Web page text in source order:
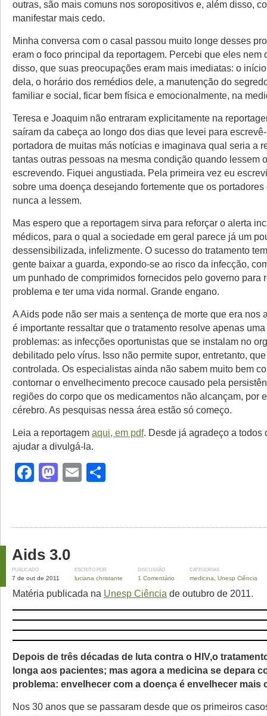
outras, são mais comuns nos soropositivos e, além disso,
manifestar mais cedo.
Minha conversa com o casal passou muito longe desses
eram o foco principal da reportagem. Percebi que eles nem
disso, que suas preocupações eram mais imediatas: o
dela, o horário dos remédios dele, a manutenção do
familiar e social, ficar bem física e emocionalmente, na
Teresa e Joaquim não entraram explicitamente na
saíram da cabeça ao longo dos dias que levei para
portadora de muitas más notícias e imaginava qual seria a
tantas outras pessoas na mesma condição quando lessem
escrevendo. Fiquei angustiada. Pela primeira vez eu
sobre uma doença desejando fortemente que os
nunca a lessem.
Mas espero que a reportagem sirva para reforçar o alerta
médicos, para o qual a sociedade em geral parece já um
dessensibilizada, infelizmente. O sucesso do tratamento
gente baixar a guarda, expondo-se ao risco da infecção,
um punhado de comprimidos fornecidos pelo governo para
problema e ter uma vida normal. Grande engano.
A Aids pode não ser mais a sentença de morte que era nos
é importante ressaltar que o tratamento resolve apenas
problemas: as infecções oportunistas que se instalam no
debilitado pelo vírus. Isso não permite supor, entretanto,
controlada. Os especialistas ainda não sabem muito bem
contornar o envelhecimento precoce causado pela
regiões do corpo que os medicamentos não alcançam, por
cérebro. As pesquisas nessa área estão só começo.
Leia a reportagem aqui, em pdf. Desde já agradeço a todos
ajudar a divulgá-la.
Facebook
Mastodon
Email
Aids 3.0
PUBLICADO
7 de out de 2011
ESCRITO POR
luciana christante
DISCUSSÃO
1 Comentário
CATEGORIAS
medicina Unesp Ciência
Matéria publicada na Unesp Ciência de outubro de 2011.
Depois de três décadas de luta contra o HIV,o
longa aos pacientes; mas agora a medicina se depara
problema: envelhecer com a doença é envelhecer mais
Nos 30 anos que se passaram desde que os primeiros